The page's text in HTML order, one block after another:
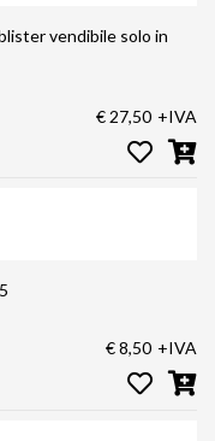
vendibile solo in
€ 27,50 +IVA
€ 8,50 +IVA